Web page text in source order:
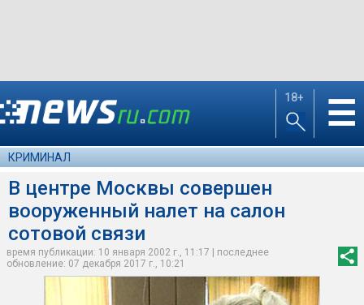
18+ ☰
КРИМИНАЛ
В центре Москвы совершен
вооруженный налет на салон
сотовой связи
время публикации: 10 января 2002 г., 11:17 | последнее
обновление: 07 декабря 2017 г., 10:21